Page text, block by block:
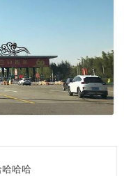
哈哈